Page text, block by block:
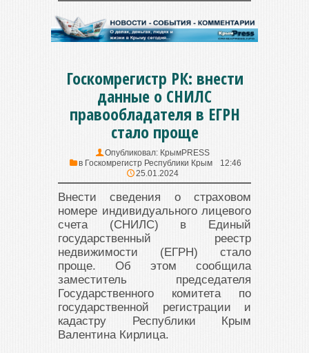
Госкомрегистр РК: внести
данные о СНИЛС
правообладателя в ЕГРН
стало проще
Опубликовал: КрымPRESS
в Госкомрегистр Республики Крым
12:46
25.01.2024
Внести сведения о страховом
номере индивидуального лицевого
счета (СНИЛС) в Единый
государственный реестр
недвижимости (ЕГРН) стало
проще. Об этом сообщила
заместитель председателя
Государственного комитета по
государственной регистрации и
кадастру Республики Крым
Валентина Кирлица.